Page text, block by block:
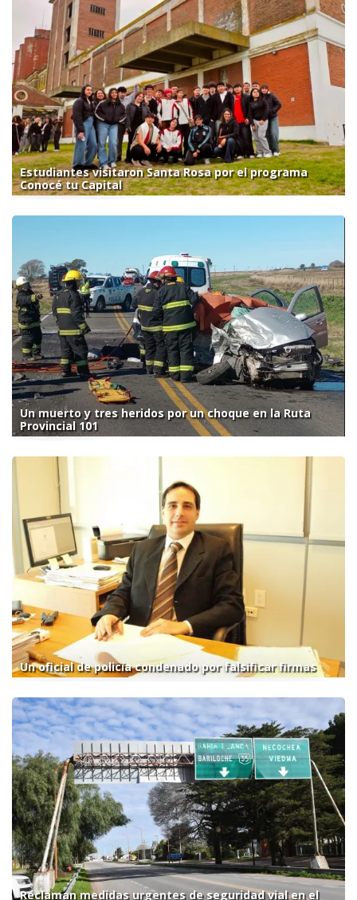
Estudiantes visitaron Santa Rosa por el programa
Conocé tu Capital
Un muerto y tres heridos por un choque en la Ruta
Provincial 101
Un oficial de policía condenado por falsificar firmas
Reclaman medidas urgentes de seguridad vial en el